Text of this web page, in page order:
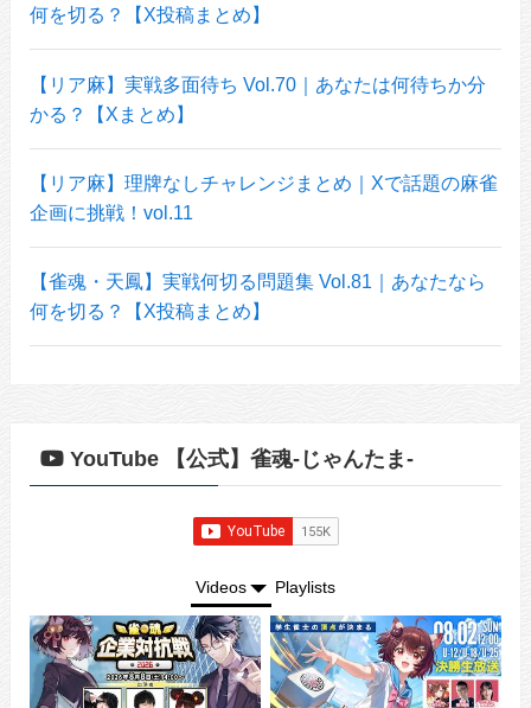
何を切る？【X投稿まとめ】
【リア麻】実戦多面待ち Vol.70｜あなたは何待ちか分
かる？【Xまとめ】
【リア麻】理牌なしチャレンジまとめ｜Xで話題の麻雀
企画に挑戦！vol.11
【雀魂・天鳳】実戦何切る問題集 Vol.81｜あなたなら
何を切る？【X投稿まとめ】
YouTube 【公式】雀魂-じゃんたま-
Videos Playlists